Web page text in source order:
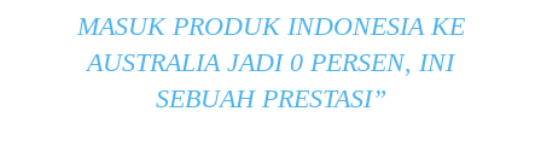
MASUK PRODUK INDONESIA KE
AUSTRALIA JADI 0 PERSEN, INI
SEBUAH PRESTASI”